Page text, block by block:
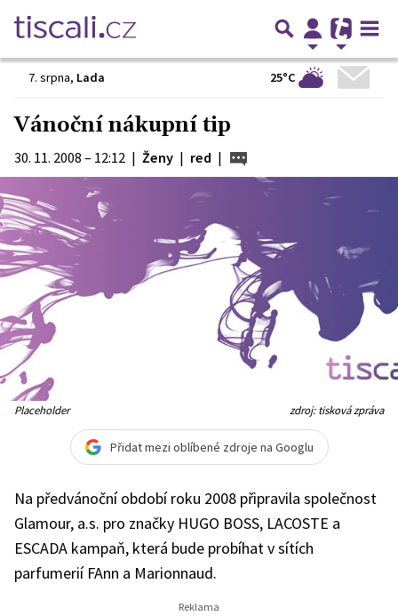
7. srpna, Lada 25°C
Vánoční nákupní tip
30. 11. 2008 – 12:12 | Ženy | red |
Placeholder zdroj: tisková zpráva
Přidat mezi oblíbené zdroje na Googlu
Na předvánoční období roku 2008 připravila společnost
Glamour, a.s. pro značky HUGO BOSS, LACOSTE a
ESCADA kampaň, která bude probíhat v sítích
parfumerií FAnn a Marionnaud.